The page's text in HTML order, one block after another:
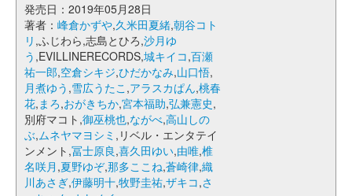
発売日：2019年05月28日
著者： 峰倉かずや,久米田夏緒,朝谷コト
リ ,ふじわら,志島とひろ,沙月ゆ
う ,EVILLINERECORDS,城キイコ,百瀬
祐一郎,空倉シキジ,ひだかなみ,山口悟,
月煮ゆう ,雪広うたこ ,アラスカぱん,桃春
花,まろ,おがきちか,宮本福助,弘兼憲史,
別府マコト,御巫桃也,ながべ,高山しの
ぶ,ムネヤマヨシミ ,リベル・エンタテイ
ンメント,冨士原良,喜久田ゆい,由唯,椎
名咲月 ,夏野ゆぞ,那多ここね,蒼崎律,織
川あさぎ,伊藤明十,牧野圭祐,ザキコ,さ